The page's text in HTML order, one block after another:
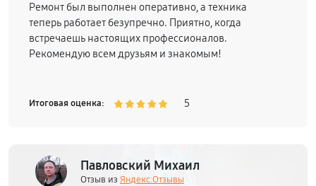
Ремонт был выполнен оперативно, а техника
теперь работает безупречно. Приятно, когда
встречаешь настоящих профессионалов.
Рекомендую всем друзьям и знакомым!
Итоговая оценка: 5
Павловский Михаил
Отзыв из Яндекс.Отзывы